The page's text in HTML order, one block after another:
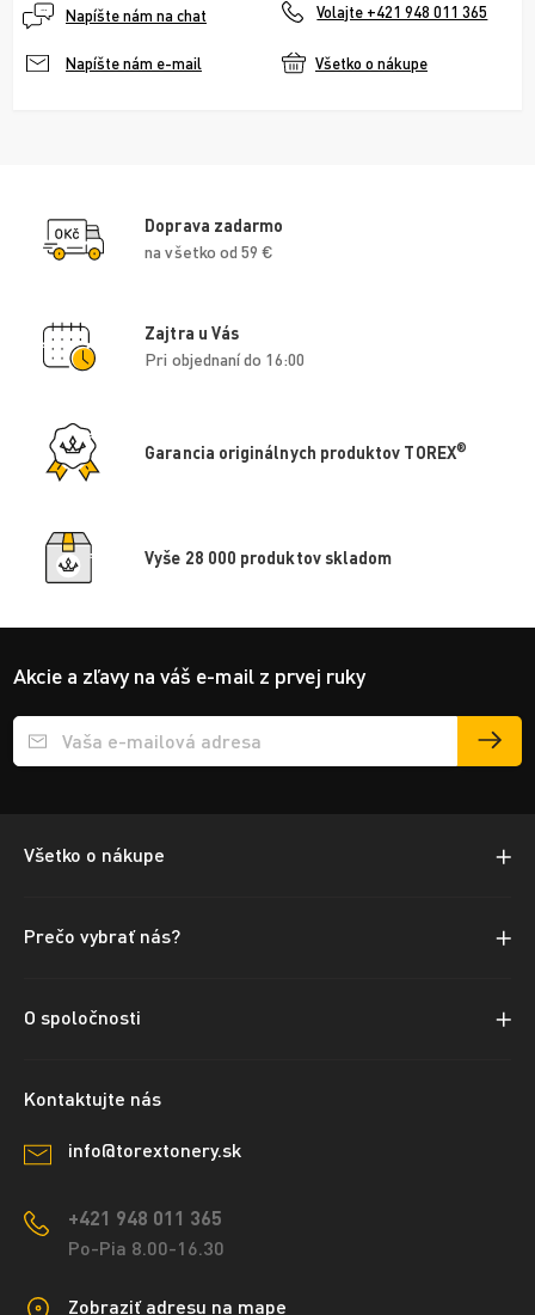
Napíšte nám na chat Volajte +421 948 011 365
Napíšte nám e-mail Všetko o nákupe
Doprava zadarmo
na všetko od 59 €
Zajtra u Vás
Pri objednaní do 16:00
Garancia originálnych produktov TOREX®
Vyše 28 000 produktov skladom
Akcie a zľavy na váš e-mail z prvej ruky
Přihlášení e-mailu k odběru
Všetko o nákupe
Prečo vybrať nás?
O spoločnosti
Kontaktujte nás
info@torextonery.sk
+421 948 011 365
Po-Pia 8.00-16.30
Zobraziť adresu na mape